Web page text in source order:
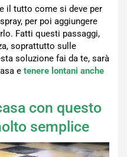
il tutto come si deve per
per poi aggiungere
Fatti questi passaggi,
soprattutto sulle
soluzione fai da te, sarà
e tenere lontani anche
con questo
semplice